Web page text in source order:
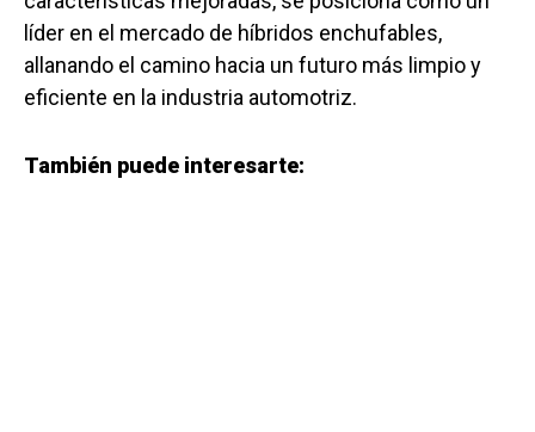
líder en el mercado de híbridos enchufables,
allanando el camino hacia un futuro más limpio y
eficiente en la industria automotriz.
También puede interesarte: